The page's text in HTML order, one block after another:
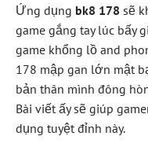
Ứng dụng bk8 178 sẽ
game gắng tay lúc bấy
game khổng lồ and
178 mập gan lớn mật
bản thân mình đông
Bài viết ấy sẽ giúp
dụng tuyệt đỉnh này.